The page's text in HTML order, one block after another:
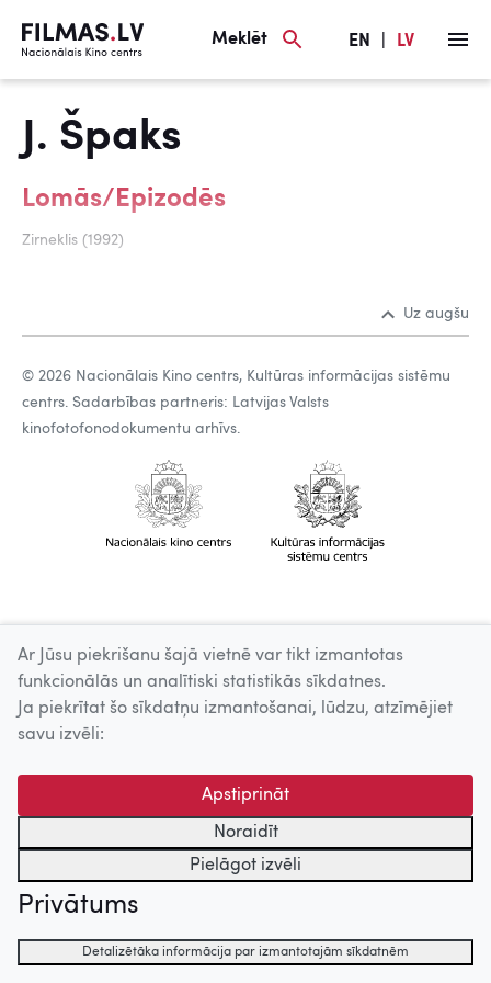
Meklēt EN LV
J. Špaks
Lomās/Epizodēs
Zirneklis (1992)
Uz augšu
© 2026 Nacionālais Kino centrs, Kultūras informācijas sistēmu
centrs. Sadarbības partneris: Latvijas Valsts
kinofotofonodokumentu arhīvs.
Ar Jūsu piekrišanu šajā vietnē var tikt izmantotas
funkcionālās un analītiski statistikās sīkdatnes.
Ja piekrītat šo sīkdatņu izmantošanai, lūdzu, atzīmējiet
savu izvēli:
Apstiprināt
Noraidīt
Pielāgot izvēli
Privātums
Detalizētāka informācija par izmantotajām sīkdatnēm